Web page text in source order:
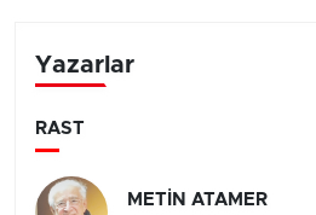
Yazarlar
RAST
METİN ATAMER